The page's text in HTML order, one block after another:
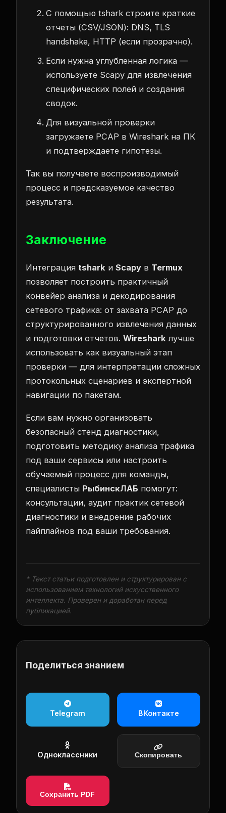
С помощью tshark строите краткие
отчеты (CSV/JSON): DNS, TLS
handshake, HTTP (если прозрачно).
Если нужна углубленная логика —
используете Scapy для извлечения
специфических полей и создания
сводок.
Для визуальной проверки
загружаете PCAP в Wireshark на ПК
и подтверждаете гипотезы.
Так вы получаете воспроизводимый
процесс и предсказуемое качество
результата.
Заключение
Интеграция tshark и Scapy в Termux
позволяет построить практичный
конвейер анализа и декодирования
сетевого трафика: от захвата PCAP до
структурированного извлечения данных
и подготовки отчетов. Wireshark лучше
использовать как визуальный этап
проверки — для интерпретации сложных
протокольных сценариев и экспертной
навигации по пакетам.
Если вам нужно организовать
безопасный стенд диагностики,
подготовить методику анализа трафика
под ваши сервисы или настроить
обучаемый процесс для команды,
специалисты РыбинскЛАБ помогут:
консультации, аудит практик сетевой
диагностики и внедрение рабочих
пайплайнов под ваши требования.
* Текст статьи подготовлен и структурирован с
использованием технологий искусственного
интеллекта. Проверен и доработан перед
публикацией.
Поделиться знанием
Telegram ВКонтакте
Одноклассники Скопировать
Сохранить PDF